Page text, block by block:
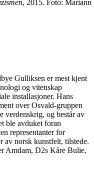
, 2015. Foto: Mariann
Gulliksen er mest kjent
og vitenskap
installasjoner. Hans
over Osvald-gruppen
verdenskrig, og består av
ble avduket foran
representanter for
av norsk kunstfelt, tilstede.
Amdam, D2s Kåre Bulie,